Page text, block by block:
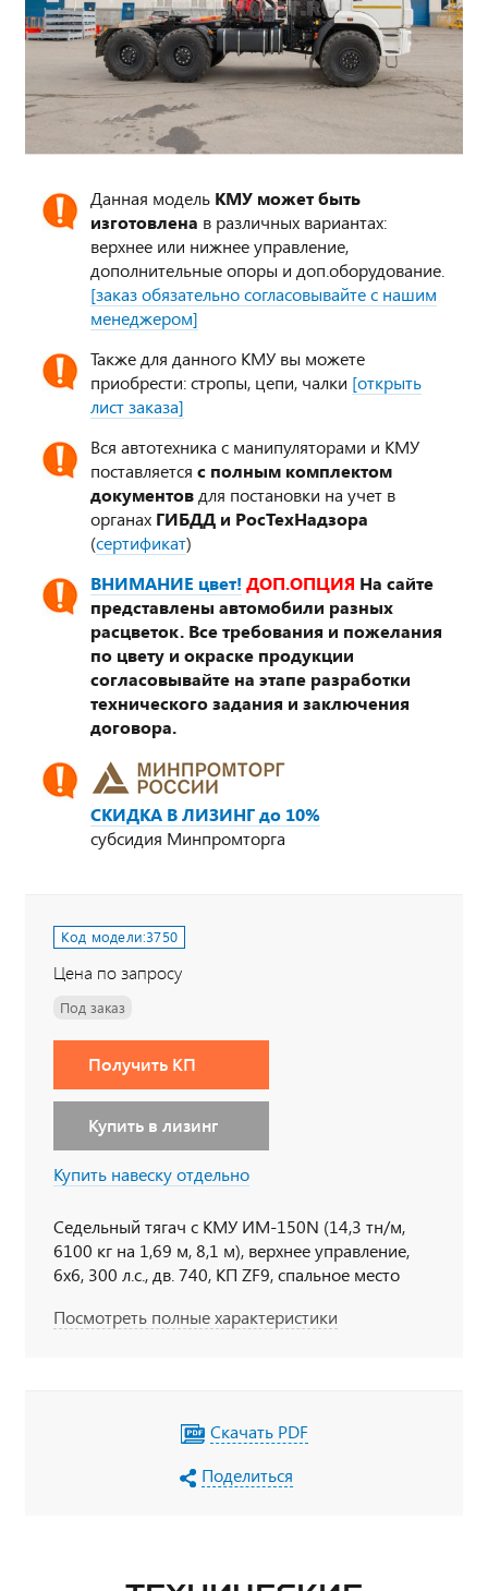
Данная модель КМУ может быть
изготовлена в различных вариантах:
верхнее или нижнее управление,
дополнительные опоры и доп.оборудование.
[заказ обязательно согласовывайте с нашим
менеджером]
Также для данного КМУ вы можете
приобрести: стропы, цепи, чалки [открыть
лист заказа]
Вся автотехника с манипуляторами и КМУ
поставляется с полным комплектом
документовдля постановки на учет в
органах ГИБДД и РосТехНадзора
(сертификат)
ВНИМАНИЕ цвет! ДОП.ОПЦИЯ На сайте
представлены автомобили разных
расцветок. Все требования и пожелания
по цвету и окраске продукции
согласовывайте на этапе разработки
технического задания и заключения
договора.
СКИДКА В ЛИЗИНГ до 10%
субсидия Минпромторга
Код модели:3750
Цена по запросу
Под заказ
Получить КП
Купить в лизинг
Купить навеску отдельно
Седельный тягач с КМУ ИМ-150N (14,3 тн/м,
6100 кг на 1,69 м, 8,1 м), верхнее управление,
6х6, 300 л.с., дв. 740, КП ZF9, спальное место
Посмотреть полные характеристики
Скачать PDF
Поделиться